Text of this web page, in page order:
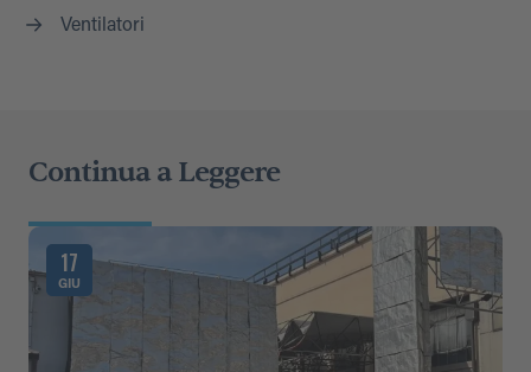
Ventilatori
Continua a Leggere
17
GIU